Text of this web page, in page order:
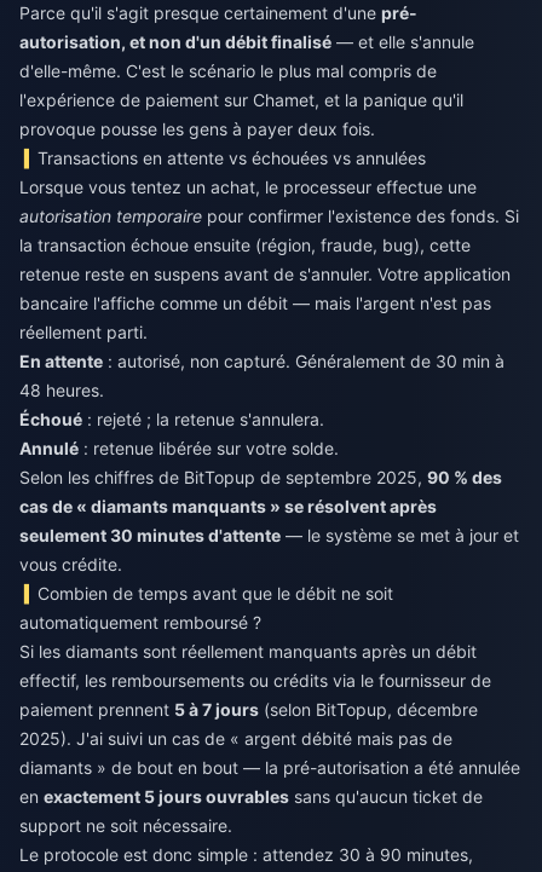
Parce qu'il s'agit presque certainement d'une pré-
autorisation, et non d'un débit finalisé — et elle s'annule
d'elle-même. C'est le scénario le plus mal compris de
l'expérience de paiement sur Chamet, et la panique qu'il
provoque pousse les gens à payer deux fois.
Transactions en attente vs échouées vs annulées
Lorsque vous tentez un achat, le processeur effectue une
autorisation temporaire pour confirmer l'existence des fonds. Si
la transaction échoue ensuite (région, fraude, bug), cette
retenue reste en suspens avant de s'annuler. Votre application
bancaire l'affiche comme un débit — mais l'argent n'est pas
réellement parti.
En attente : autorisé, non capturé. Généralement de 30 min à
48 heures.
Échoué : rejeté ; la retenue s'annulera.
Annulé : retenue libérée sur votre solde.
Selon les chiffres de BitTopup de septembre 2025, 90 % des
cas de « diamants manquants » se résolvent après
seulement 30 minutes d'attente — le système se met à jour et
vous crédite.
Combien de temps avant que le débit ne soit
automatiquement remboursé ?
Si les diamants sont réellement manquants après un débit
effectif, les remboursements ou crédits via le fournisseur de
paiement prennent 5 à 7 jours (selon BitTopup, décembre
2025). J'ai suivi un cas de « argent débité mais pas de
diamants » de bout en bout — la pré-autorisation a été annulée
en exactement 5 jours ouvrables sans qu'aucun ticket de
support ne soit nécessaire.
Le protocole est donc simple : attendez 30 à 90 minutes,